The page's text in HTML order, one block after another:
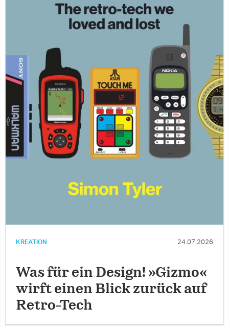
KREATION 24.07.2026
Was für ein Design! »Gizmo«
wirft einen Blick zurück auf
Retro-Tech